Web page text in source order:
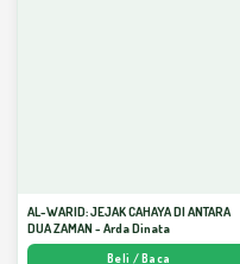
AL-WARID: JEJAK CAHAYA DI ANTARA
DUA ZAMAN - Arda Dinata
Beli / Baca